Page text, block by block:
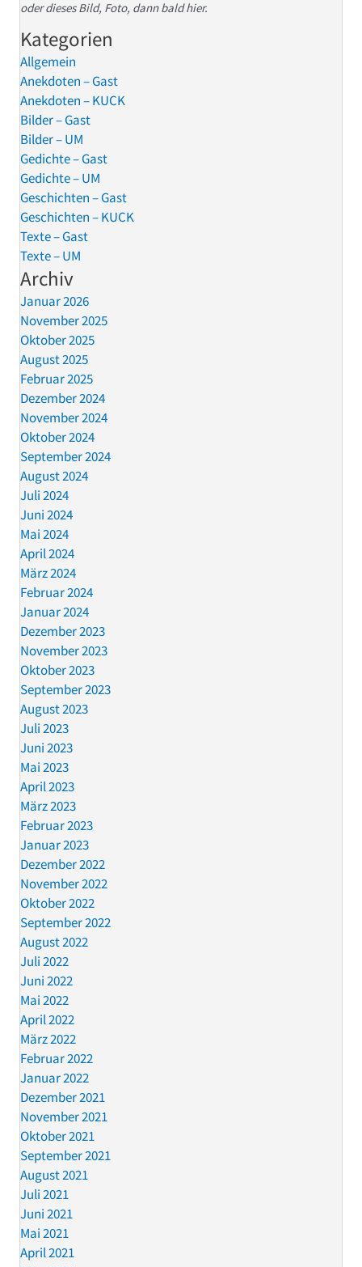
oder dieses Bild, Foto, dann bald hier.
Kategorien
Allgemein
Anekdoten – Gast
Anekdoten – KUCK
Bilder – Gast
Bilder – UM
Gedichte – Gast
Gedichte – UM
Geschichten – Gast
Geschichten – KUCK
Texte – Gast
Texte – UM
Archiv
Januar 2026
November 2025
Oktober 2025
August 2025
Februar 2025
Dezember 2024
November 2024
Oktober 2024
September 2024
August 2024
Juli 2024
Juni 2024
Mai 2024
April 2024
März 2024
Februar 2024
Januar 2024
Dezember 2023
November 2023
Oktober 2023
September 2023
August 2023
Juli 2023
Juni 2023
Mai 2023
April 2023
März 2023
Februar 2023
Januar 2023
Dezember 2022
November 2022
Oktober 2022
September 2022
August 2022
Juli 2022
Juni 2022
Mai 2022
April 2022
März 2022
Februar 2022
Januar 2022
Dezember 2021
November 2021
Oktober 2021
September 2021
August 2021
Juli 2021
Juni 2021
Mai 2021
April 2021